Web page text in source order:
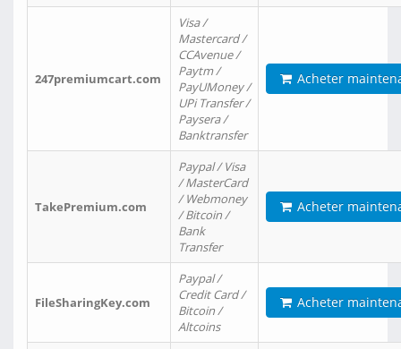
247premiumcart.com
Visa /
Mastercard /
CCAvenue /
Paytm /
PayUMoney /
UPi Transfer /
Paysera /
Banktransfer
Acheter
TakePremium.com
Paypal / Visa
/ MasterCard
/ Webmoney
/ Bitcoin /
Bank
Transfer
Acheter
FileSharingKey.com
Paypal /
Credit Card /
Bitcoin /
Altcoins
Acheter